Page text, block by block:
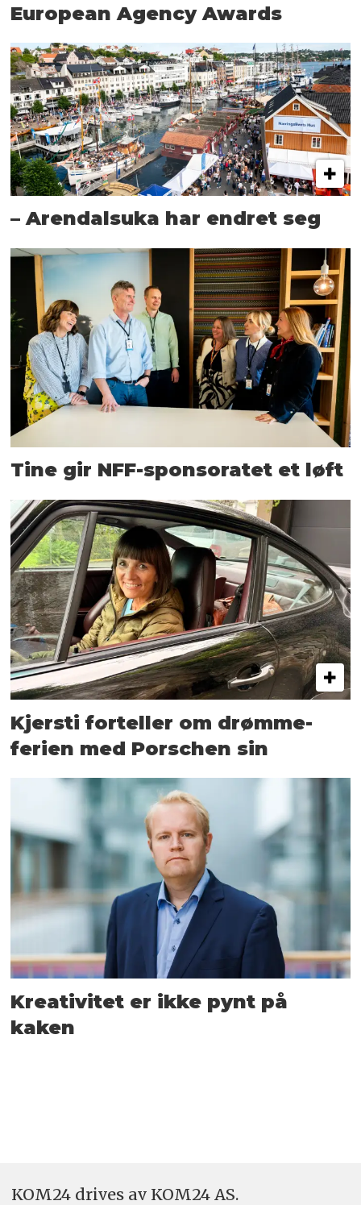
European Agency Awards
– Arendalsuka har endret seg
Tine gir NFF-sponsoratet et løft
Kjersti forteller om drømme­
ferien med Porschen sin
Kreativitet er ikke pynt på
kaken
KOM24 drives av KOM24 AS.